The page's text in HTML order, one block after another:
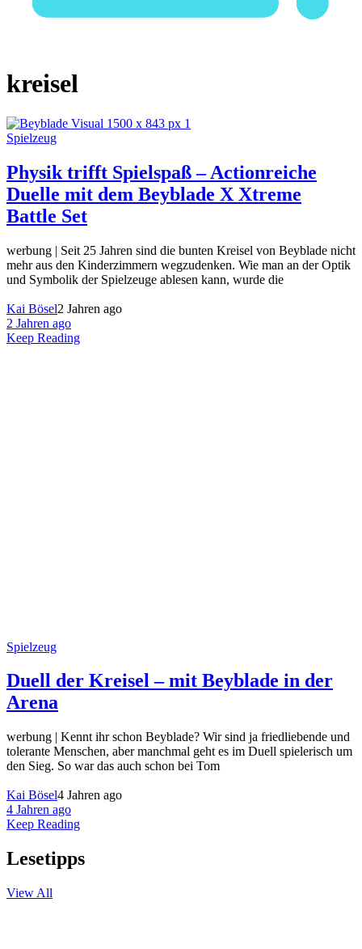
kreisel
Spielzeug
Physik trifft Spielspaß – Actionreiche
Duelle mit dem Beyblade X Xtreme
Battle Set
werbung | Seit 25 Jahren sind die bunten Kreisel von Beyblade nicht
mehr aus den Kinderzimmern wegzudenken. Wie man an der Optik
und Symbolik der Spielzeuge ablesen kann, wurde die
Kai Bösel2 Jahren ago
2 Jahren ago
Keep Reading
Spielzeug
Duell der Kreisel – mit Beyblade in der
Arena
werbung | Kennt ihr schon Beyblade? Wir sind ja friedliebende und
tolerante Menschen, aber manchmal geht es im Duell spielerisch um
den Sieg. So war das auch schon bei Tom
Kai Bösel4 Jahren ago
4 Jahren ago
Keep Reading
Lesetipps
View All